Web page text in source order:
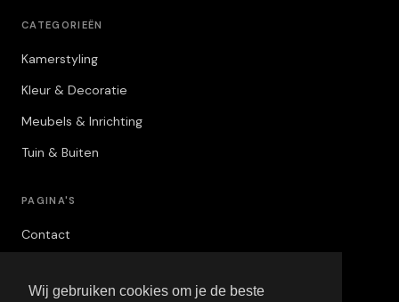
Wij gebruiken cookies om je de beste
CATEGORIEËN
Kamerstyling
Kleur & Decoratie
Meubels & Inrichting
Tuin & Buiten
PAGINA'S
Contact
Algemene Voorwaarden